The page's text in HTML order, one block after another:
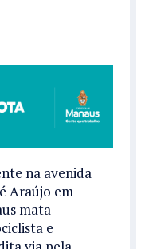
na avenida
Araújo em
mata
e